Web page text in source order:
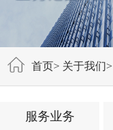
首页> 关于我们>
服务业务